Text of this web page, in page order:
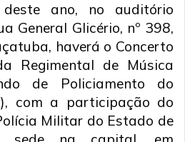
ano, no auditório
General Glicério, nº 398,
haverá o Concerto
Regimental de Música
de Policiamento do
com a participação do
Militar do Estado de